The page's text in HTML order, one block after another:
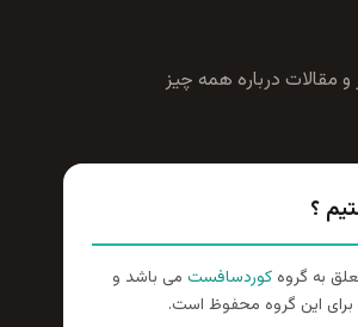
و مقالات درباره همه چيز
؟
به گروهکوردسافست می باشد و
این گروه محفوظ است.